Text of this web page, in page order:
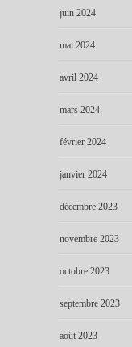
juin 2024
mai 2024
avril 2024
mars 2024
février 2024
janvier 2024
décembre 2023
novembre 2023
octobre 2023
septembre 2023
août 2023